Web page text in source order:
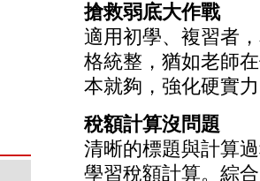
搶救弱底大作戰
適用初學、複習者
格統整，猶如老師
本就夠，強化硬實
稅額計算沒問題
清晰的標題與計算
學習稅額計算。綜